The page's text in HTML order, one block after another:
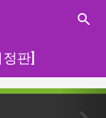
close
search
판]
n